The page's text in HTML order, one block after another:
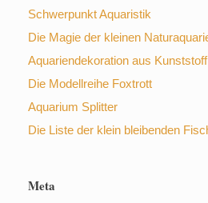
Schwerpunkt Aquaristik
Die Magie der kleinen
Aquariendekoration aus Kunststoff
Die Modellreihe Foxtrott
Aquarium Splitter
Die Liste der klein bleibenden
Meta